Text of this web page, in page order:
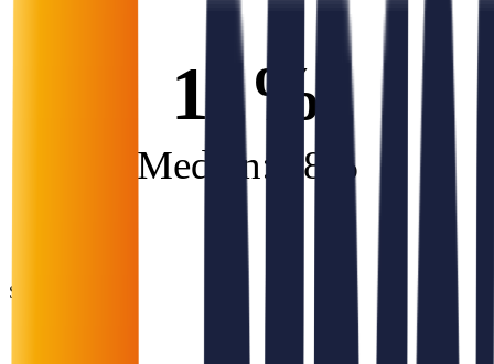
11%
Median: 38%
Soliditet